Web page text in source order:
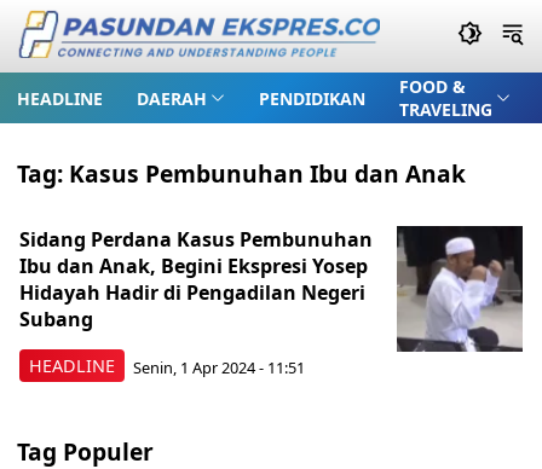
HEADLINE DAERAH PENDIDIKAN
FOOD &
TRAVELING
Tag: Kasus Pembunuhan Ibu dan Anak
HEADLINE
Sidang Perdana Kasus Pembunuhan
Ibu dan Anak, Begini Ekspresi Yosep
Hidayah Hadir di Pengadilan Negeri
Subang
Senin, 1 Apr 2024 - 11:51
Tag Populer